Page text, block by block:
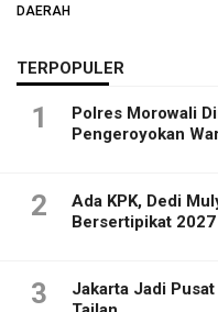
DAERAH
TERPOPULER
1
Polres Morowali
Pengeroyokan
2
Ada KPK, Dedi
Bersertipikat 2027
3
Jakarta Jadi